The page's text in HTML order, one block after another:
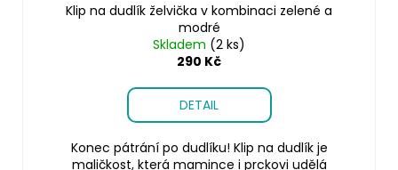
Klip na dudlík želvička v kombinaci zelené a
modré
Skladem (2 ks)
290 Kč
DETAIL
Konec pátrání po dudlíku! Klip na dudlík je
maličkost, která mamince i prckovi udělá